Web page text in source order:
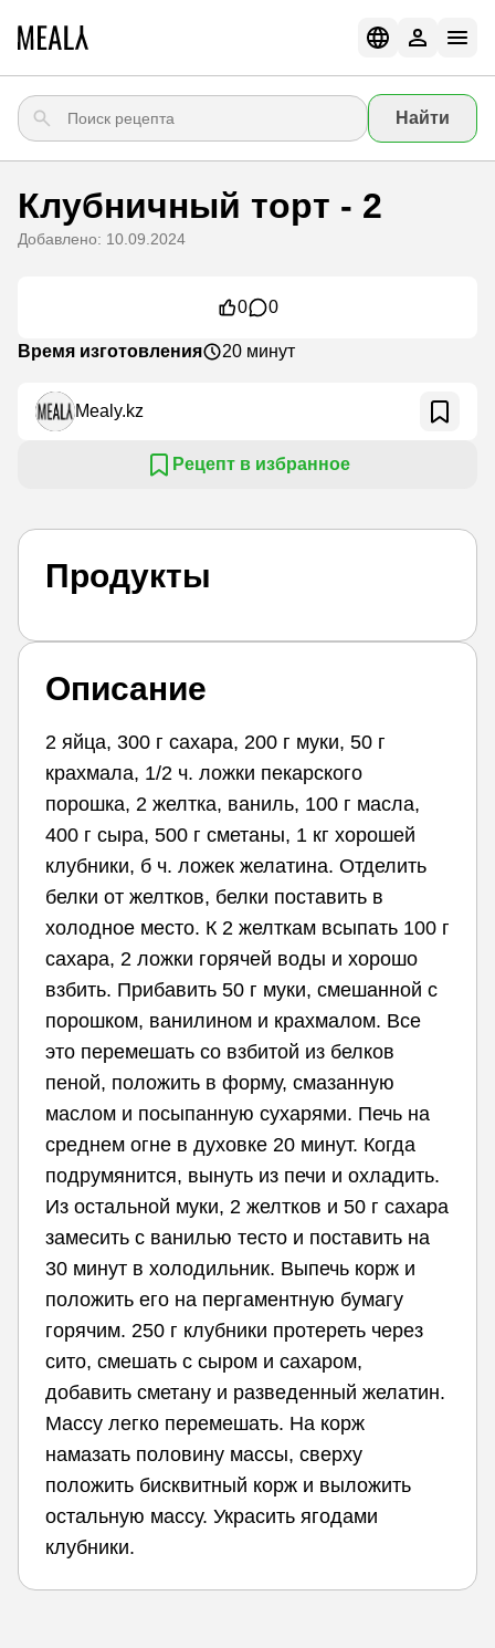
Найти
Клубничный торт - 2
Добавлено: 10.09.2024
0 0
Время изготовления 20 минут
Mealy.kz
Рецепт в избранное
Продукты
Описание
2 яйца, 300 г сахара, 200 г муки, 50 г
крахмала, 1/2 ч. ложки пекарского
порошка, 2 желтка, ваниль, 100 г масла,
400 г сыра, 500 г сметаны, 1 кг хорошей
клубники, б ч. ложек желатина. Отделить
белки от желтков, белки поставить в
холодное место. К 2 желткам всыпать 100 г
сахара, 2 ложки горячей воды и хорошо
взбить. Прибавить 50 г муки, смешанной с
порошком, ванилином и крахмалом. Все
это перемешать со взбитой из белков
пеной, положить в форму, смазанную
маслом и посыпанную сухарями. Печь на
среднем огне в духовке 20 минут. Когда
подрумянится, вынуть из печи и охладить.
Из остальной муки, 2 желтков и 50 г сахара
замесить с ванилью тесто и поставить на
30 минут в холодильник. Выпечь корж и
положить его на пергаментную бумагу
горячим. 250 г клубники протереть через
сито, смешать с сыром и сахаром,
добавить сметану и разведенный желатин.
Массу легко перемешать. На корж
намазать половину массы, сверху
положить бисквитный корж и выложить
остальную массу. Украсить ягодами
клубники.